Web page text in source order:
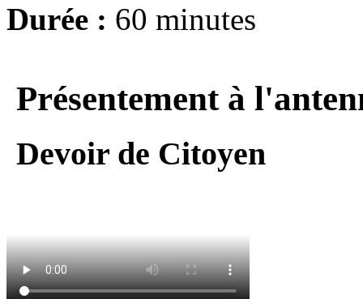
Durée : 60 minutes
Présentement à
Devoir de Citoyen